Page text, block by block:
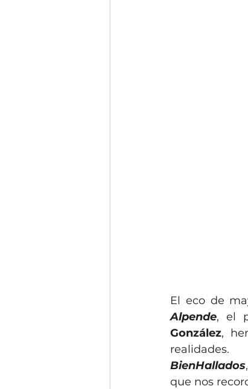
El eco de
Alpende, el
González,
BienHallados
que nos